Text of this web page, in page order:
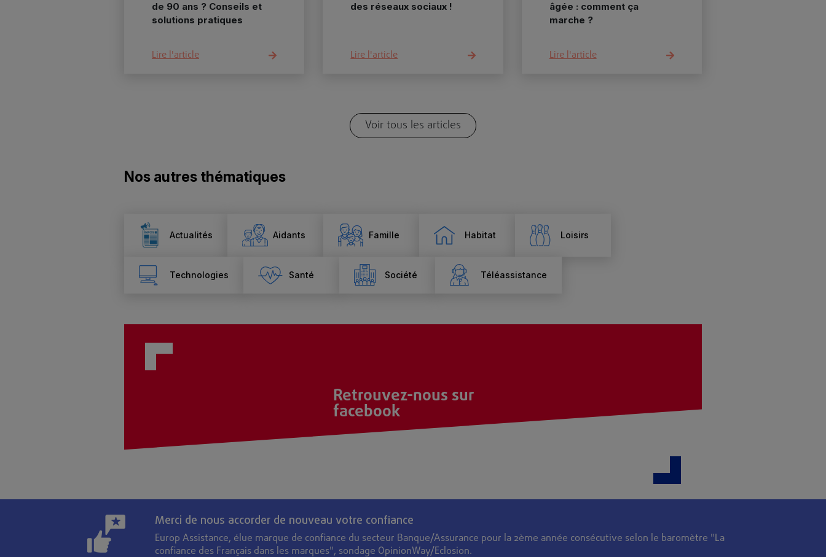
de 90 ans ? Conseils et
solutions pratiques
Lire l'article
des réseaux sociaux !
Lire l'article
âgée : comment ça
marche ?
Lire l'article
Voir tous les articles
Nos autres thématiques
Actualités Aidants Famille Habitat Loisirs
Technologies Santé Société Téléassistance
Retrouvez-nous sur
facebook
Merci de nous accorder de nouveau votre confiance
Europ Assistance, élue marque de confiance du secteur Banque/Assurance pour la 2ème année consécutive selon le baromètre "La
confiance des Français dans les marques", sondage OpinionWay/Eclosion.